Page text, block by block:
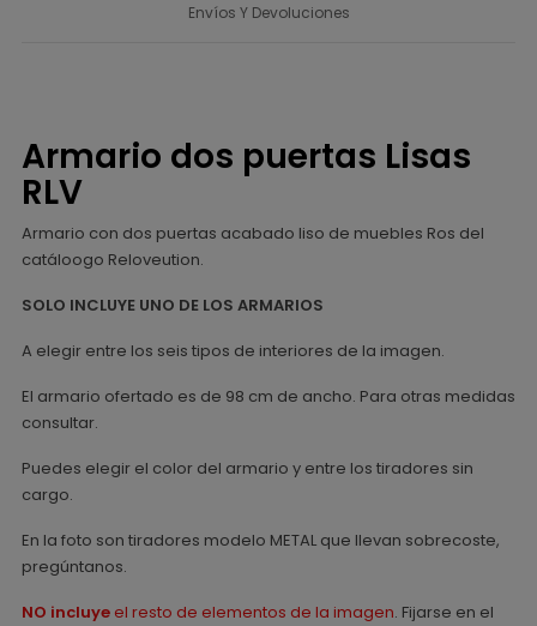
Envíos Y Devoluciones
Armario dos puertas Lisas
RLV
Armario con dos puertas acabado liso de muebles Ros del
catáloogo Reloveution.
SOLO INCLUYE UNO DE LOS ARMARIOS
A elegir entre los seis tipos de interiores de la imagen.
El armario ofertado es de 98 cm de ancho. Para otras medidas
consultar.
Puedes elegir el color del armario y entre los tiradores sin
cargo.
En la foto son tiradores modelo METAL que llevan sobrecoste,
pregúntanos.
NO incluye el resto de elementos de la imagen. Fijarse en el